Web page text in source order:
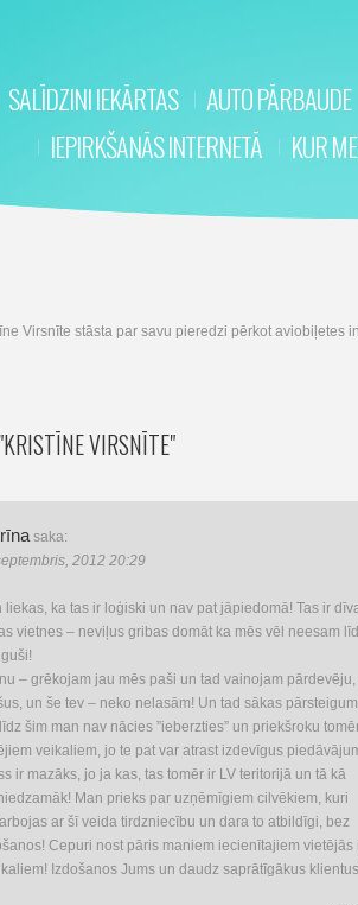
SALĪDZINI IEKĀRTAS AUTO PĀRBAUDE
IEPIRKŠANĀS INTERNETĀ
KUR
Virsnīte stāsta par savu pieredzi pērkot aviobiļetes
"KRISTĪNE VIRSNĪTE"
saka:
2012 20:29
liekas, ka tas ir loģiski un nav pat jāpiedomā! Tas ir
vietnes – neviļus gribas domāt ka mēs vēl neesam
– grēkojam jau mēs paši un tad vainojam
un še tev – neko nelasām! Un tad sākas
šim man nav nācies ”ieberzties” un priekšroku
veikaliem, jo te pat var atrast izdevīgus
ir mazāks, jo ja kas, tas tomēr ir LV teritorijā un tā kā
Man prieks par uzņēmīgiem cilvēkiem, kuri
ar šī veida tirdzniecību un dara to atbildīgi, bez
Cepuri nost pāris maniem iecienītajiem vietējās
Izdošanos Jums un daudz saprātīgākus